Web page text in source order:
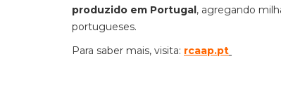
produzido em Portugal, agregando
portugueses.
Para saber mais, visita: rcaap.pt